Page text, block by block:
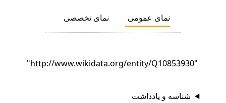
نمای عمومی نمای تخصصی
"http://www.wikidata.org/entity/Q10853930"
شناسه و یادداشت